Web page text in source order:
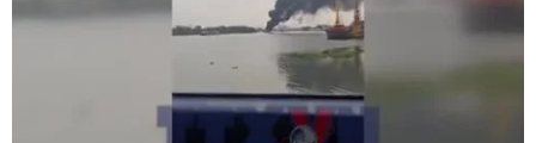
Australia và New Zealand
Động lực mới cho hợp tác thương